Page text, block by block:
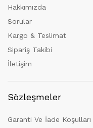
Hakkımızda
Sorular
Kargo & Teslimat
Sipariş Takibi
İletişim
Sözleşmeler
Garanti Ve İade Koşulları